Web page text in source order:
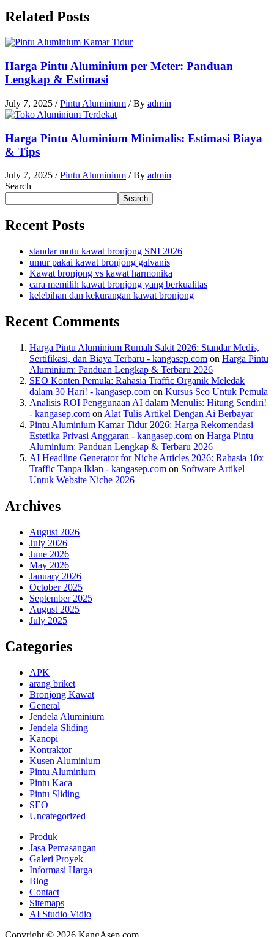
Related Posts
Harga Pintu Aluminium per Meter: Panduan
Lengkap & Estimasi
July 7, 2025 /Pintu Aluminium / By admin
Harga Pintu Aluminium Minimalis: Estimasi Biaya
& Tips
July 7, 2025 /Pintu Aluminium / By admin
Search
Search
Recent Posts
standar mutu kawat bronjong SNI 2026
umur pakai kawat bronjong galvanis
Kawat bronjong vs kawat harmonika
cara memilih kawat bronjong yang berkualitas
kelebihan dan kekurangan kawat bronjong
Recent Comments
Harga Pintu Aluminium Rumah Sakit 2026: Standar Medis,
Sertifikasi, dan Biaya Terbaru - kangasep.com on Harga Pintu
Aluminium: Panduan Lengkap & Terbaru 2026
SEO Konten Pemula: Rahasia Traffic Organik Meledak
dalam 30 Hari! - kangasep.com on Kursus Seo Untuk Pemula
Analisis ROI Penggunaan AI dalam Menulis: Hitung Sendiri!
- kangasep.com on Alat Tulis Artikel Dengan Ai Berbayar
Pintu Aluminium Kamar Tidur 2026: Harga Rekomendasi
Estetika Privasi Anggaran - kangasep.com on Harga Pintu
Aluminium: Panduan Lengkap & Terbaru 2026
AI Headline Generator for Niche Articles 2026: Rahasia 10x
Traffic Tanpa Iklan - kangasep.com on Software Artikel
Untuk Website Niche 2026
Archives
August 2026
July 2026
June 2026
May 2026
January 2026
October 2025
September 2025
August 2025
July 2025
Categories
APK
arang briket
Bronjong Kawat
General
Jendela Aluminium
Jendela Sliding
Kanopi
Kontraktor
Kusen Aluminium
Pintu Aluminium
Pintu Kaca
Pintu Sliding
SEO
Uncategorized
Produk
Jasa Pemasangan
Galeri Proyek
Informasi Harga
Blog
Contact
Sitemaps
AI Studio Vidio
Copyright © 2026 KangAsep.com